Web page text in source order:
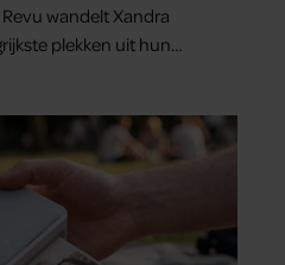
wandelt Xandra
plekken uit hun
begon hun leven
Lola geboren.